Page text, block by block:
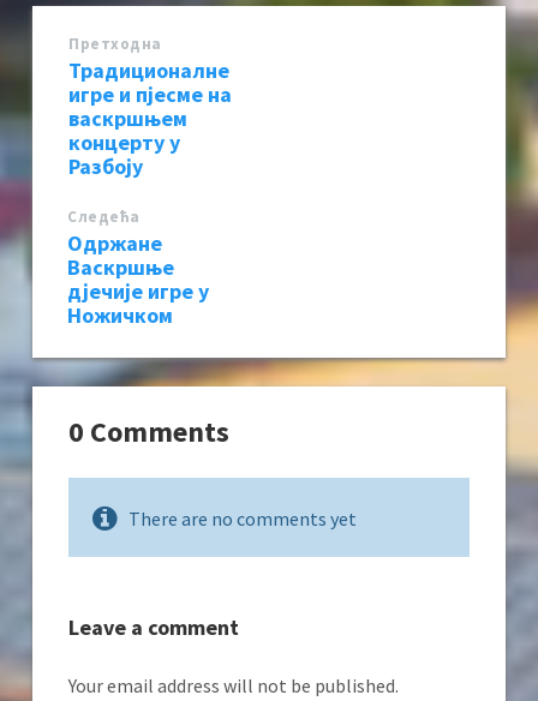
Претходна
Традиционалне
игре и пјесме на
васкршњем
концерту у
Разбоју
Следећa
Одржане
Васкршње
дјечије игре у
Ножичком
0 Comments
There are no comments yet
Leave a comment
Your email address will not be published.